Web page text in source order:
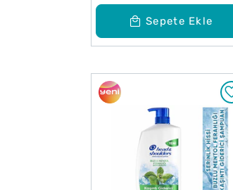
Sepete Ekle